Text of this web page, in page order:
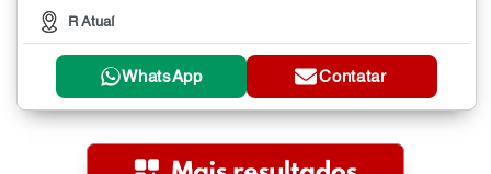
R Atuaí
WhatsApp Contatar